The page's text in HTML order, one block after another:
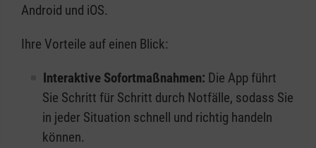
Android und iOS.
Ihre Vorteile auf einen Blick:
Interaktive Sofortmaßnahmen: Die App führt
Sie Schritt für Schritt durch Notfälle, sodass Sie
in jeder Situation schnell und richtig handeln
können.